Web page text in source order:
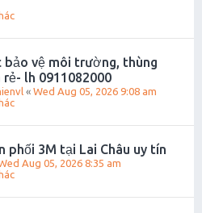
bảo vệ môi trường, thùng
rẻ- lh 0911082000
« Wed Aug 05, 2026 9:08 am
phối 3M tại Lai Châu uy tín
Aug 05, 2026 8:35 am